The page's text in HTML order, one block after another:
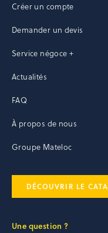
Créer un compte
Demander un devis
Service négoce +
Actualités
FAQ
À propos de nous
Groupe Mateloc
DÉCOUVRIR LE
Une question ?